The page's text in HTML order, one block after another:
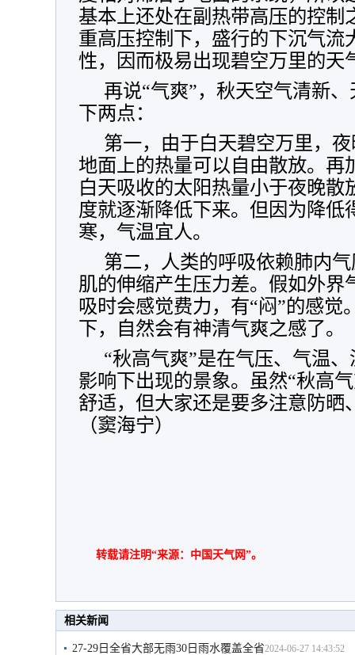
基本上还处在副热带高压的控制
重高压控制下，盛行的下沉气流
性，因而极易出现碧空万里的天
再说“气爽”，秋天空气清新
下两点：
第一，由于白天碧空万里，
地面上的热量可以自由散放。再
白天吸收的太阳热量小于夜晚散
度就逐渐降低下来。但因为降低
寒，气温宜人。
第二，人类的呼吸依赖肺内
肌的伸缩产生压力差。假如外界
吸时会感觉费力，有“闷”的感觉
下，自然会有神清气爽之感了。
“秋高气爽”是在气压、气温
影响下出现的景象。虽然“秋高
舒适，但大家还是要多注意防晒
（窦海宁）
转载请注明“来源：中国天气网”。
相关新闻
27-29日全省大部无雨30日雨水覆盖全省2024-06-27 14:43:52